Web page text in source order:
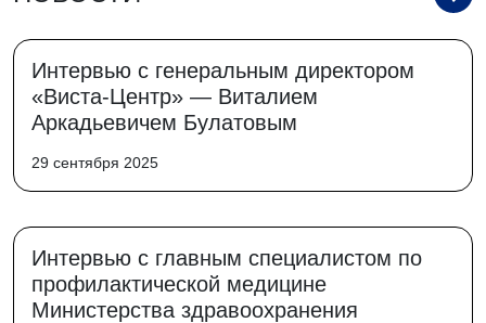
Интервью с генеральным директором
«Виста-Центр» — Виталием
Аркадьевичем Булатовым
29 сентября 2025
Интервью с главным специалистом по
профилактической медицине
Министерства здравоохранения